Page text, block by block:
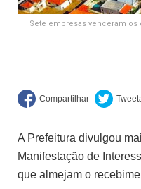
Sete empresas venceram os
A Prefeitura divulgou
Manifestação de
que almejam o